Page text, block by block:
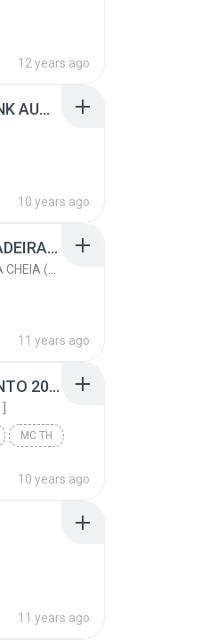
12 years ago
05 PALIO TA KI TA DO MAGNO FUNK AUTOMOTIVO VOLUME 01.mp3
10 years ago
MC TH - APROVEITA QUE A MAMADEIRA TA CHEIA (LANÇAMENTO OFICIAL 2015)
11 years ago
XAQUALHA A XOTA ♪ [ LANÇAMENTO 2016 ]
MC TH
10 years ago
11 years ago